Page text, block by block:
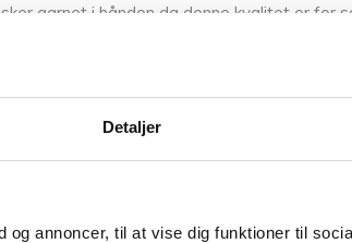
Detaljer
annoncer, til at vise dig funktioner til
garnet i hånden da denne kvalitet er
dit projekt i haven.
er i dag drevet af Marianne og Helga
Fandt du ikke den rigtige garn
Silk Mohair 67 ikke lige er dig, så kan du